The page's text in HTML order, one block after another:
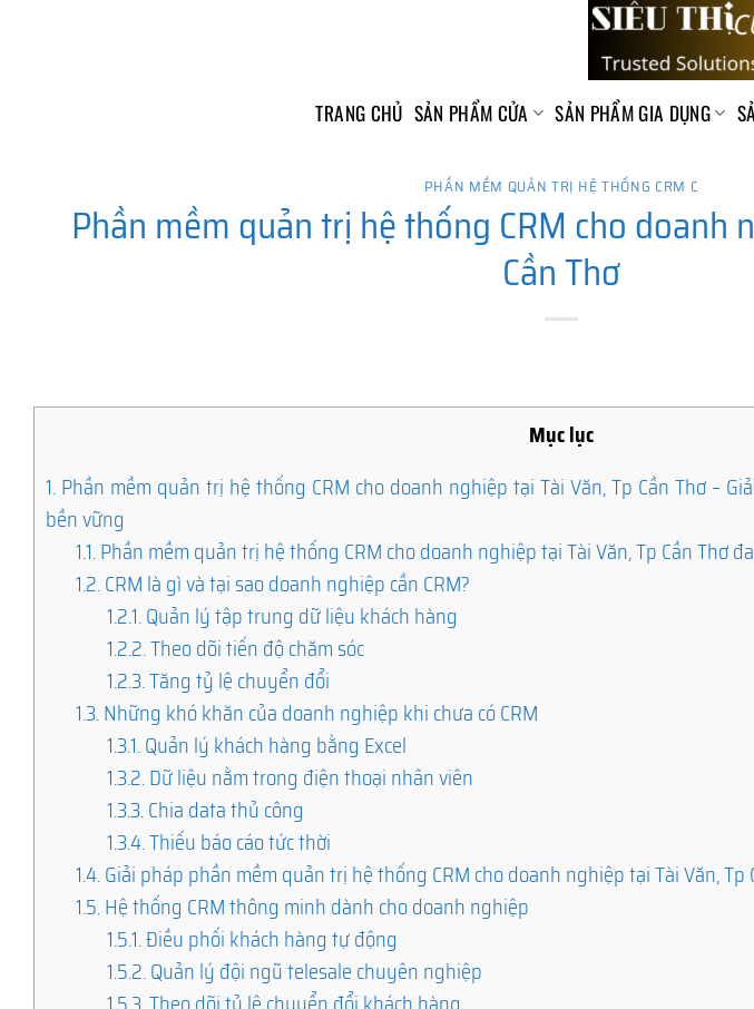
TRANG CHỦ SẢN PHẨM CỬA SẢN PHẨM GIA DỤNG
PHẦN MỀM QUẢN TRỊ HỆ THỐNG CRM C
Phần mềm quản trị hệ thống CRM cho doanh
Cần Thơ
Mục lục
1. Phần mềm quản trị hệ thống CRM cho doanh nghiệp tại Tài Văn, Tp Cần Thơ –
bền vững
1.1.Phần mềm quản trị hệ thống CRM cho doanh nghiệp tại Tài Văn, Tp Cần Thơ
1.2.CRM là gì và tại sao doanh nghiệp cần CRM?
1.2.1.Quản lý tập trung dữ liệu khách hàng
1.2.2.Theo dõi tiến độ chăm sóc
1.2.3.Tăng tỷ lệ chuyển đổi
1.3.Những khó khăn của doanh nghiệp khi chưa có CRM
1.3.1.Quản lý khách hàng bằng Excel
1.3.2.Dữ liệu nằm trong điện thoại nhân viên
1.3.3.Chia data thủ công
1.3.4.Thiếu báo cáo tức thời
1.4.Giải pháp phần mềm quản trị hệ thống CRM cho doanh nghiệp tại Tài Văn, Tp
1.5.Hệ thống CRM thông minh dành cho doanh nghiệp
1.5.1.Điều phối khách hàng tự động
1.5.2.Quản lý đội ngũ telesale chuyên nghiệp